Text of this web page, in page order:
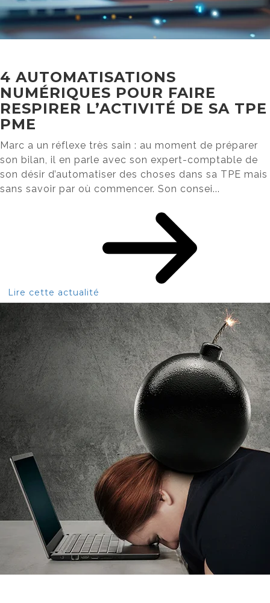
4 AUTOMATISATIONS
NUMÉRIQUES POUR FAIRE
RESPIRER L’ACTIVITÉ DE SA TPE
PME
Marc a un réflexe très sain : au moment de préparer
son bilan, il en parle avec son expert-comptable de
son désir d’automatiser des choses dans sa TPE mais
sans savoir par où commencer. Son consei...
Lire cette actualité